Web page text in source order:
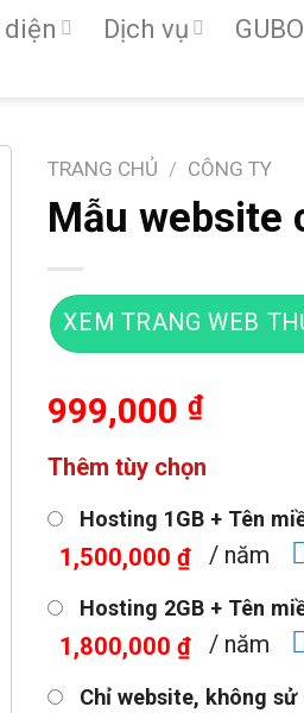
Dịch vụ
TRANG CHỦ / CÔNG TY
Mẫu website
XEM TRANG WEB
999,000 ₫
Thêm tùy chọn
Hosting 1GB + Tên
1,500,000 ₫ / năm
Hosting 2GB + Tên
1,800,000 ₫ / năm
Chỉ website, không